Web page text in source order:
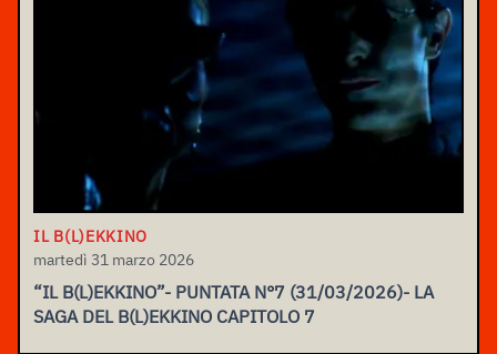
IL B(L)EKKINO
martedì 31 marzo 2026
“IL B(L)EKKINO”- PUNTATA N°7 (31/03/2026)- LA
SAGA DEL B(L)EKKINO CAPITOLO 7